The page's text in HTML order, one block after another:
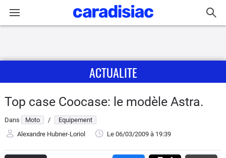
Actu
Essais
Equipement
ACTUALITE
Top case Coocase: le modèle Astra.
Dans Moto /
Equipement
Alexandre Hubner-Loriol
Le 06/03/2009 à 19:39